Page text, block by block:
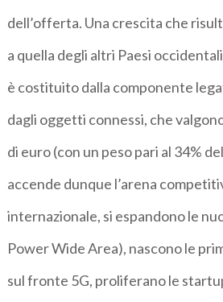
dell’offerta. Una crescita che
a quella degli altri Paesi
è costituito dalla componente
dagli oggetti connessi, che
di euro (con un peso pari al 34%
accende dunque l’arena
internazionale, si espandono le
Power Wide Area), nascono le
sul fronte 5G, proliferano le